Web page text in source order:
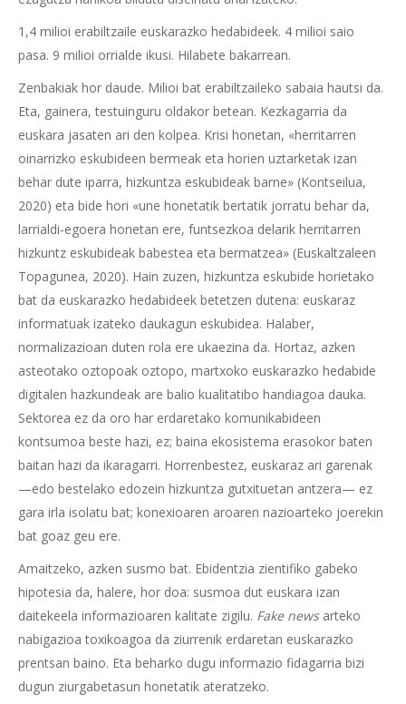
1,4 milioi erabiltzaile euskarazko hedabideek. 4 milioi saio
pasa. 9 milioi orrialde ikusi. Hilabete bakarrean.
Zenbakiak hor daude. Milioi bat erabiltzaileko sabaia hautsi da.
Eta, gainera, testuinguru oldakor betean. Kezkagarria da
euskara jasaten ari den kolpea. Krisi honetan, «herritarren
oinarrizko eskubideen bermeak eta horien uztarketak izan
behar dute iparra, hizkuntza eskubideak barne» (Kontseilua,
2020) eta bide hori «une honetatik bertatik jorratu behar da,
larrialdi-egoera honetan ere, funtsezkoa delarik herritarren
hizkuntz eskubideak babestea eta bermatzea» (Euskaltzaleen
Topagunea, 2020). Hain zuzen, hizkuntza eskubide horietako
bat da euskarazko hedabideek betetzen dutena: euskaraz
informatuak izateko daukagun eskubidea. Halaber,
normalizazioan duten rola ere ukaezina da. Hortaz, azken
asteotako oztopoak oztopo, martxoko euskarazko hedabide
digitalen hazkundeak are balio kualitatibo handiagoa dauka.
Sektorea ez da oro har erdaretako komunikabideen
kontsumoa beste hazi, ez; baina ekosistema erasokor baten
baitan hazi da ikaragarri. Horrenbestez, euskaraz ari garenak
—edo bestelako edozein hizkuntza gutxituetan antzera— ez
gara irla isolatu bat; konexioaren aroaren nazioarteko joerekin
bat goaz geu ere.
Amaitzeko, azken susmo bat. Ebidentzia zientifiko gabeko
hipotesia da, halere, hor doa: susmoa dut euskara izan
daitekeela informazioaren kalitate zigilu. Fake newsarteko
nabigazioa toxikoagoa da ziurrenik erdaretan euskarazko
prentsan baino. Eta beharko dugu informazio fidagarria bizi
dugun ziurgabetasun honetatik ateratzeko.